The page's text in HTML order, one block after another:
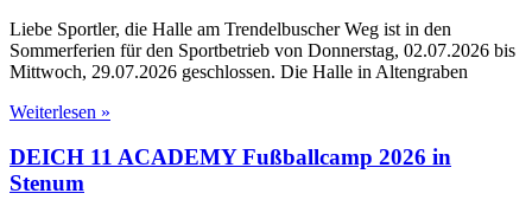
Liebe Sportler, die Halle am Trendelbuscher Weg ist in den
Sommerferien für den Sportbetrieb von Donnerstag, 02.07.2026 bis
Mittwoch, 29.07.2026 geschlossen. Die Halle in Altengraben
Weiterlesen »
DEICH 11 ACADEMY Fußballcamp 2026 in
Stenum